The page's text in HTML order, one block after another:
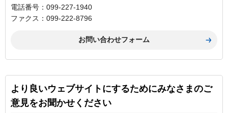
電話番号：099-227-1940
ファクス：099-222-8796
より良いウェブサイトにするためにみなさまのご
意見をお聞かせください